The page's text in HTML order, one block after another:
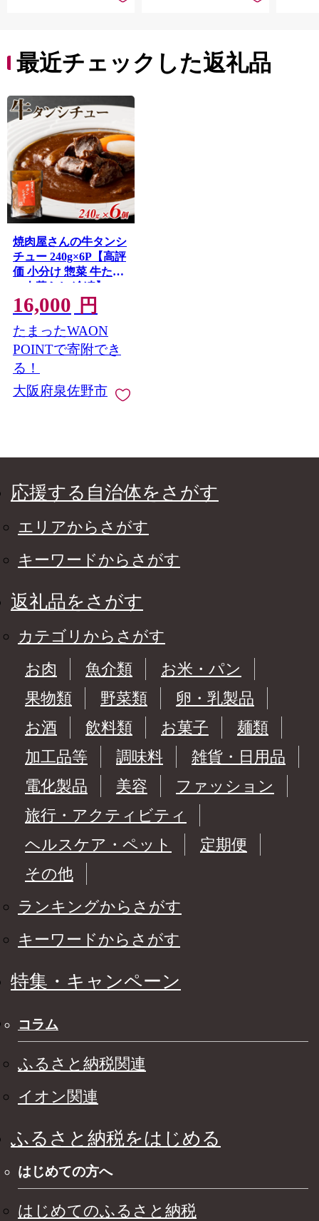
最近チェックした返礼品
焼肉屋さんの牛タンシ
チュー 240g×6P【高評
価 小分け 惣菜 牛たん
一人暮らし 冷凍】
099H4951
16,000 円
たまったWAON
POINTで寄附でき
る！
大阪府泉佐野市
応援する自治体をさがす
エリアからさがす
キーワードからさがす
返礼品をさがす
カテゴリからさがす
お肉
魚介類
お米・パン
果物類
野菜類
卵・乳製品
お酒
飲料類 お菓子
麺類
加工品等
調味料
雑貨・日用品
電化製品
美容
ファッション
旅行・アクティビティ
ヘルスケア・ペット
定期便
その他
ランキングからさがす
キーワードからさがす
特集・キャンペーン
コラム
ふるさと納税関連
イオン関連
ふるさと納税をはじめる
はじめての方へ
はじめてのふるさと納税